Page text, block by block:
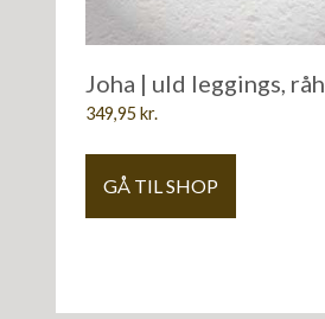
Joha | uld leggings,
349,95 kr.
GÅ TIL SHOP